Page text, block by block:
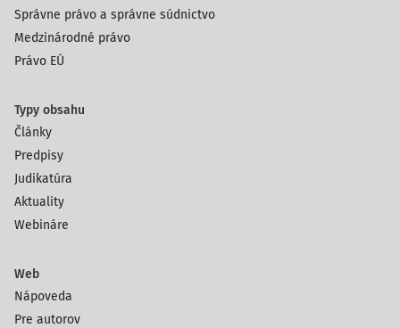
Správne právo a správne súdnictvo
Medzinárodné právo
Právo EÚ
Typy obsahu
Články
Predpisy
Judikatúra
Aktuality
Webináre
Web
Nápoveda
Pre autorov